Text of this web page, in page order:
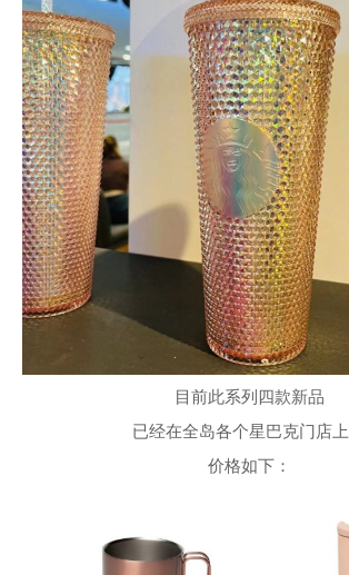
目前此系列四款新品
已经在全岛各个星巴克门店
价格如下：